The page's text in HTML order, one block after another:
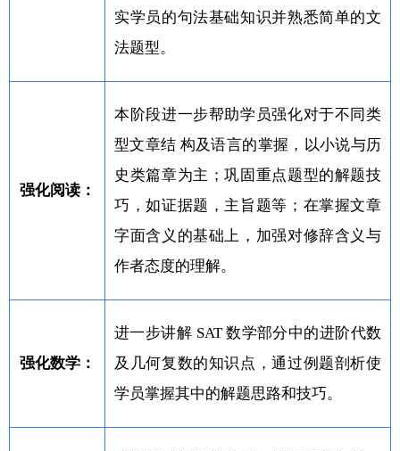
实学员的句法基础知识并熟悉简单的文
法题型。
强化阅读：
本阶段进一步帮助学员强化对于不同类
型文章结 构及语言的掌握，以小说与历
史类篇章为主；巩固重点题型的解题技
巧，如证据题，主旨题等；在掌握文章
字面含义的基础上，加强对修辞含义与
作者态度的理解。
强化数学：
进一步讲解 SAT 数学部分中的进阶代数
及几何复数的知识点，通过例题剖析使
学员掌握其中的解题思路和技巧。